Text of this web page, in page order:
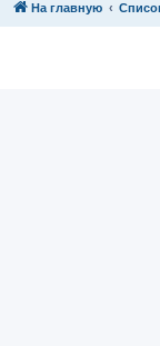
На главную